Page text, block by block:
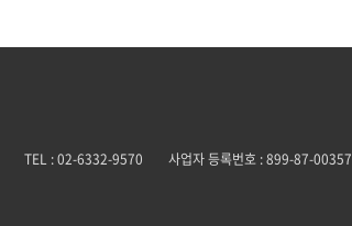
TEL : 02-6332-9570
사업자 등록번호 : 899-87-00357